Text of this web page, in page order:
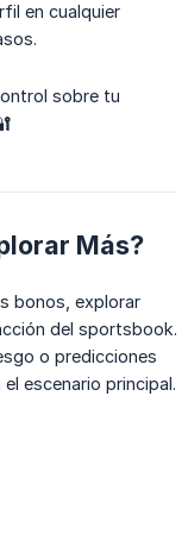
en cualquier
sobre tu
Más?
bonos, explorar
del sportsbook.
o predicciones
escenario principal.